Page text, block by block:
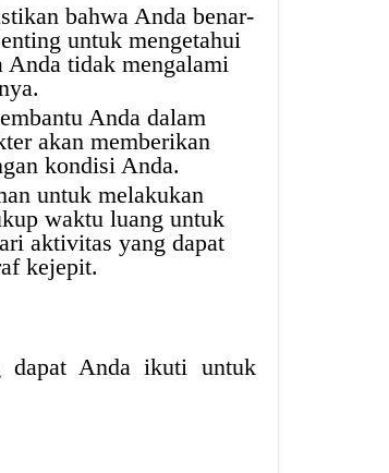
bahwa Anda benar-
untuk mengetahui
Anda tidak mengalami
Anda dalam
akan memberikan
kondisi Anda.
untuk melakukan
waktu luang untuk
aktivitas yang dapat
kejepit.
dapat Anda ikuti untuk